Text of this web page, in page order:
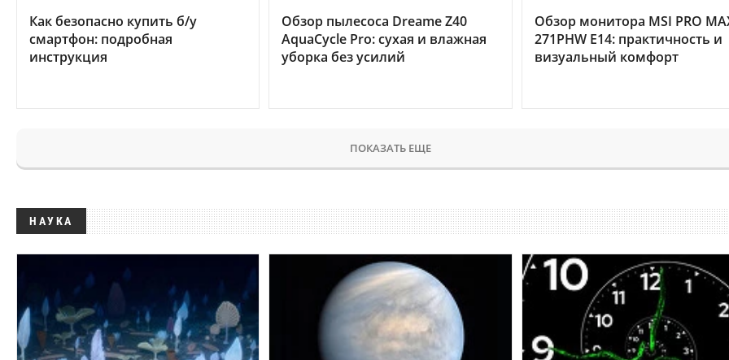
Как безопасно купить б/у
смартфон: подробная
инструкция
Обзор пылесоса Dreame Z40
AquaCycle Pro: сухая и влажная
уборка без усилий
Обзор монитора MSI PRO
271PHW E14: практичность и
визуальный комфорт
ПОКАЗАТЬ ЕЩЕ
НАУКА